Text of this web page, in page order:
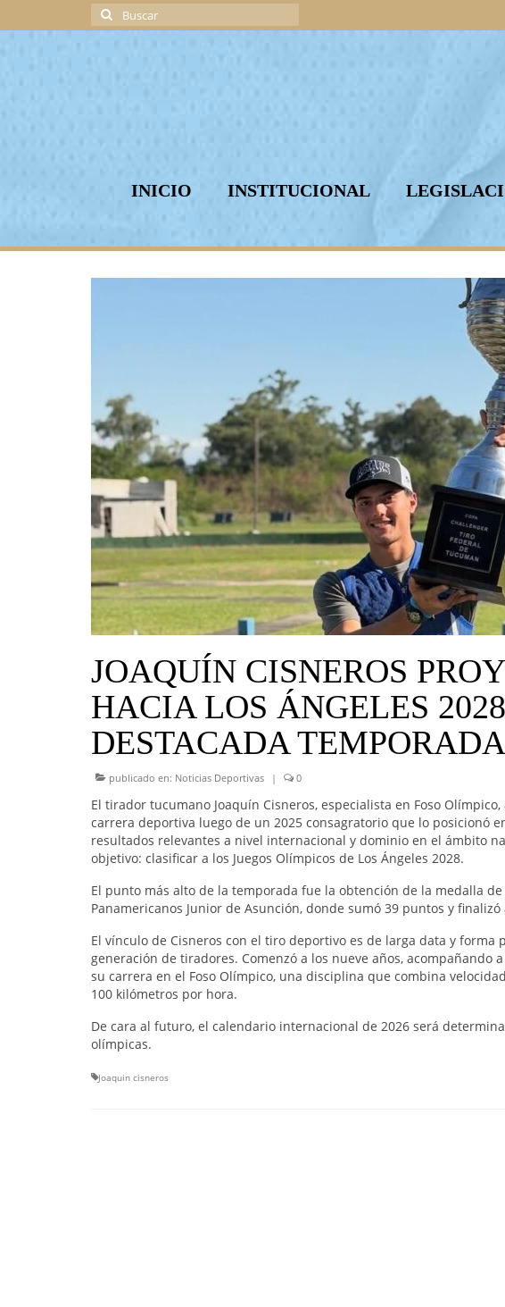
Buscar
por:
INICIO INSTITUCIONAL
JOAQUÍN CISNEROS
HACIA LOS ÁNGELES
DESTACADA
publicado en: Noticias Deportivas | 0
El tirador tucumano Joaquín Cisneros, especialista en Foso
carrera deportiva luego de un 2025 consagratorio que lo posicionó
resultados relevantes a nivel internacional y dominio en el ámbito
objetivo: clasificar a los Juegos Olímpicos de Los Ángeles 2028.
El punto más alto de la temporada fue la obtención de la medalla
Panamericanos Junior de Asunción, donde sumó 39 puntos y
El vínculo de Cisneros con el tiro deportivo es de larga data y
generación de tiradores. Comenzó a los nueve años,
su carrera en el Foso Olímpico, una disciplina que combina
100 kilómetros por hora.
De cara al futuro, el calendario internacional de 2026 será
olímpicas.
Joaquin cisneros